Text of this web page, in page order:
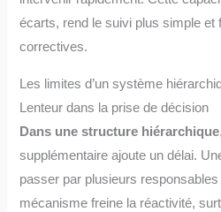
écarts, rend le suivi plus simple et
correctives.
Les limites d’un système
Lenteur dans la prise de décision
Dans une structure hiérarchique
supplémentaire ajoute un délai.
passer par plusieurs responsables
mécanisme freine la réactivité,